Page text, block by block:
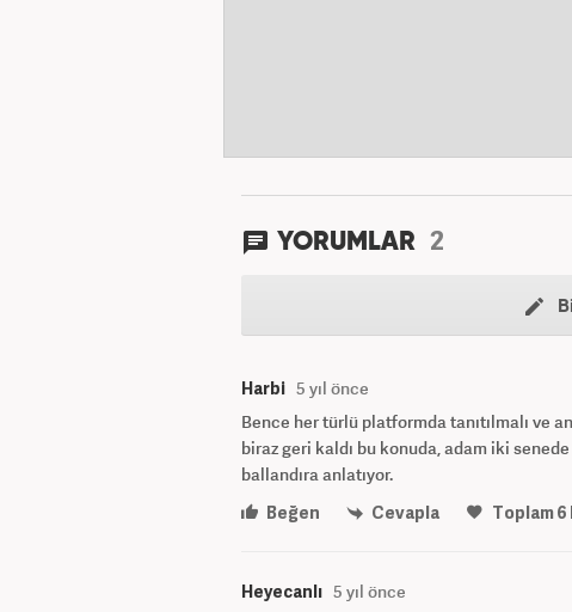
YORUMLAR 2
Harbi 5 yıl önce
Bence her türlü platformda tanıtılmalı ve
biraz geri kaldı bu konuda, adam iki
ballandıra anlatıyor.
Beğen
Cevapla Toplam6
Heyecanlı 5 yıl önce